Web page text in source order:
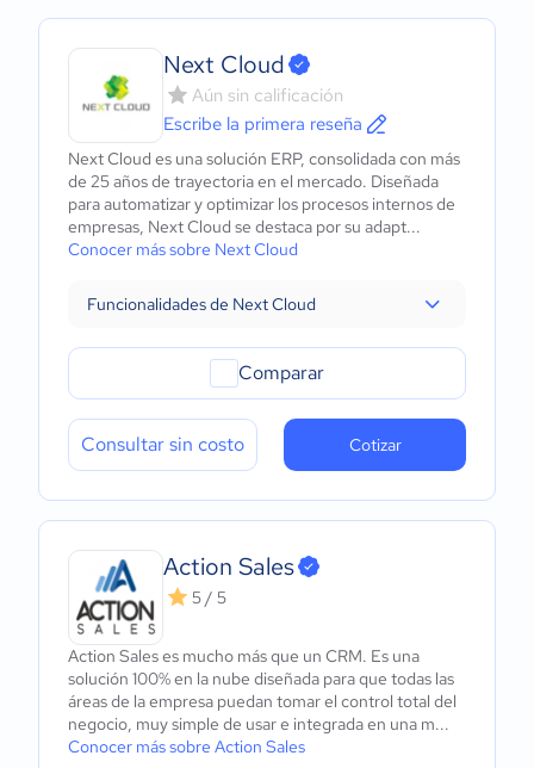
Next Cloud
Aún sin calificación
Escribe la primera reseña
Next Cloud es una solución ERP, consolidada con más
de 25 años de trayectoria en el mercado. Diseñada
para automatizar y optimizar los procesos internos de
empresas, Next Cloud se destaca por su adapt...
Conocer más sobre Next Cloud
Funcionalidades de Next Cloud
Comparar
Consultar sin costo Cotizar
Action Sales
5 / 5
Action Sales es mucho más que un CRM. Es una
solución 100% en la nube diseñada para que todas las
áreas de la empresa puedan tomar el control total del
negocio, muy simple de usar e integrada en una m...
Conocer más sobre Action Sales